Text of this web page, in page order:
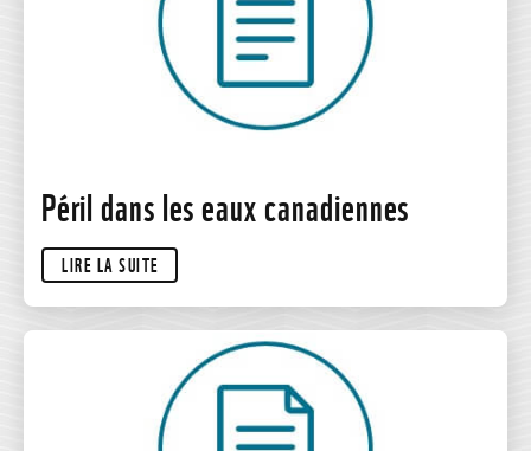
Péril dans les eaux canadiennes
LIRE LA SUITE